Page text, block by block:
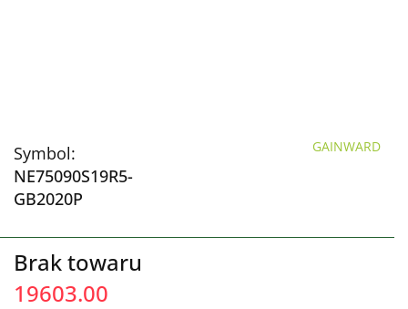
Symbol:
NE75090S19R5-
GB2020P
GAINWARD
Brak towaru
19603.00